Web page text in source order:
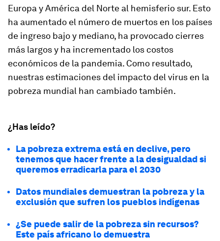
Europa y América del Norte al hemisferio sur. Esto
ha aumentado el número de muertos en los países
de ingreso bajo y mediano, ha provocado cierres
más largos y ha incrementado los costos
económicos de la pandemia. Como resultado,
nuestras estimaciones del impacto del virus en la
pobreza mundial han cambiado también.
¿Has leído?
La pobreza extrema está en declive, pero
tenemos que hacer frente a la desigualdad si
queremos erradicarla para el 2030
Datos mundiales demuestran la pobreza y la
exclusión que sufren los pueblos indígenas
¿Se puede salir de la pobreza sin recursos?
Este país africano lo demuestra